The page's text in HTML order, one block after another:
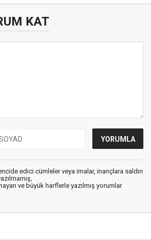
KAT
edici cümleler veya imalar, inançlara saldırı
ve büyük harflerle yazılmış yorumlar